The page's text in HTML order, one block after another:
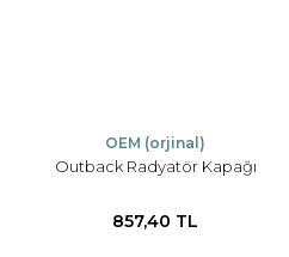
OEM (orjinal)
Outback Radyatör Kapağı
857,40 TL